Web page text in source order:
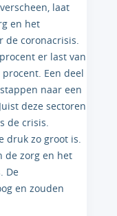
laat
en het
de coronacrisis.
er last van
Een deel
naar een
deze sectoren
de crisis.
druk zo groot is.
de zorg en het
De
en zouden